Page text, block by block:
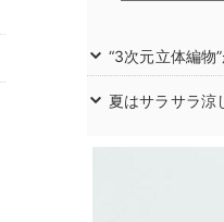
“3次元立体編物
夏はサラサラ涼